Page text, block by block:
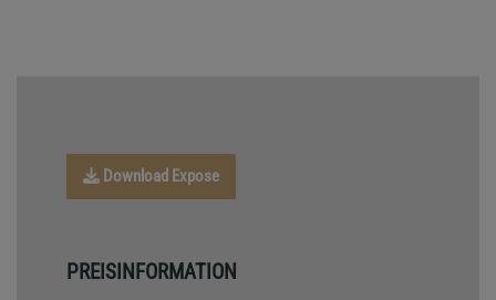
Download Expose
PREISINFORMATION